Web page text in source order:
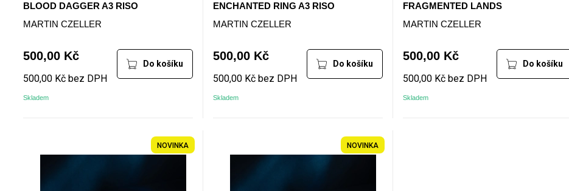
BLOOD DAGGER A3 RISO
MARTIN CZELLER
500,00 Kč
500,00 Kč bez DPH
Skladem
Do košíku
ENCHANTED RING A3 RISO
MARTIN CZELLER
500,00 Kč
500,00 Kč bez DPH
Skladem
Do košíku
FRAGMENTED LANDS
MARTIN CZELLER
500,00 Kč
500,00 Kč bez DPH
Skladem
Do košíku
NOVINKA NOVINKA